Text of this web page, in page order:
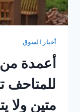
أخبار السوق
أعمدة
للمتاحف
متين ولا